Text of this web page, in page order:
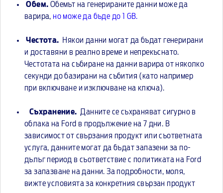
Обем. Обемът на генерираните данни може да
варира, но може да бъде до 1 GB.
Честота. Някои данни могат да бъдат генерирани
и доставяни в реално време и непрекъснато.
Честотата на събиране на данни варира от няколко
секунди до базирани на събития (като например
при включване и изключване на ключа).
Съхранение. Данните се съхраняват сигурно в
облака на Ford в продължение на 7 дни. В
зависимост от свързания продукт или съответната
услуга, данните могат да бъдат запазени за по-
дълъг период в съответствие с политиката на Ford
за запазване на данни. За подробности, моля,
вижте условията за конкретния свързан продукт